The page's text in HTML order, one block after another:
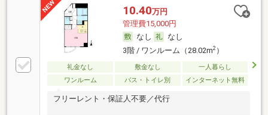
10.40万円
管理費15,000円
なし
なし
3階 / ワンルーム（28.02m2）
礼金なし 敷金なし
一人暮らし
ワンルーム
バス・トイレ別 インターネット無料
フリーレント・保証人不要／代行